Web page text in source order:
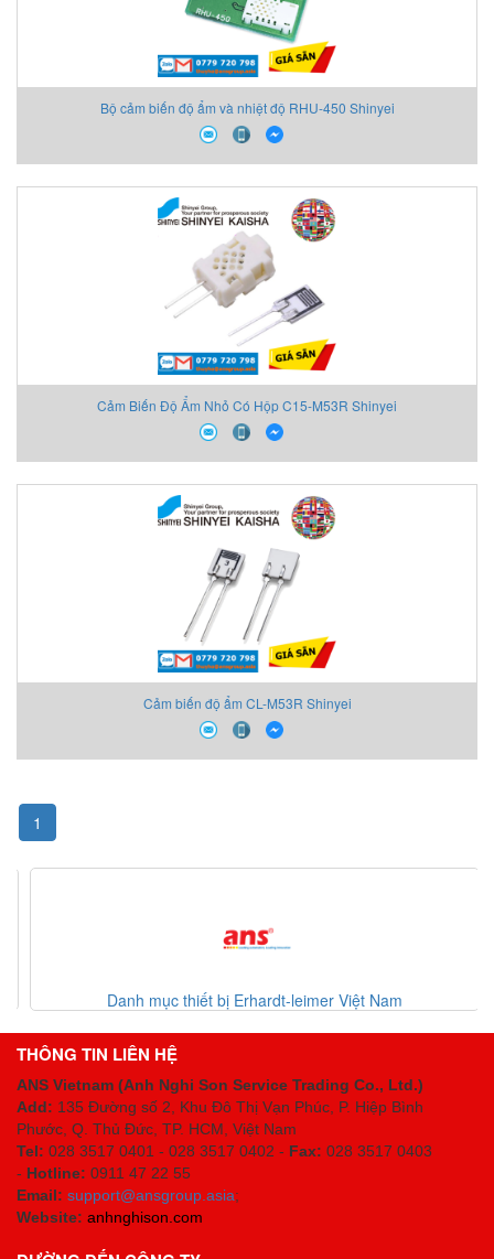
Bộ cảm biến độ ẩm và nhiệt độ RHU-450 Shinyei
Cảm Biến Độ Ẩm Nhỏ Có Hộp C15-M53R Shinyei
Cảm biến độ ẩm CL-M53R Shinyei
1
Danh mục thiết bị Erhardt-leimer Việt Nam
THÔNG TIN LIÊN HỆ
ANS Vietnam (Anh Nghi Son Service Trading Co., Ltd.)
Add: 135 Đường số 2, Khu Đô Thị Vạn Phúc, P. Hiệp Bình
Phước, Q. Thủ Đức, TP. HCM , Việt Nam
Tel: 028 3517 0401 - 028 3517 0402 - Fax: 028 3517 0403
- Hotline: 0911 47 22 55
Email: support@ansgroup.asia;
Website: anhnghison.com